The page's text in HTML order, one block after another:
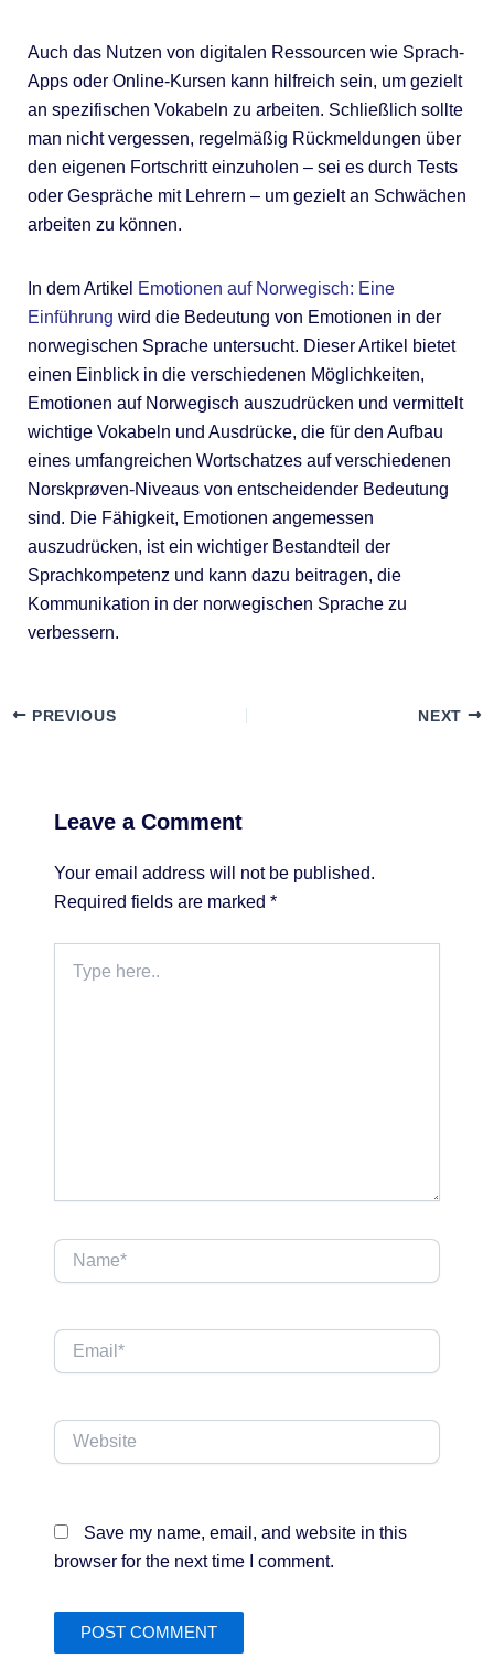
Auch das Nutzen von digitalen Ressourcen wie Sprach-
Apps oder Online-Kursen kann hilfreich sein, um gezielt
an spezifischen Vokabeln zu arbeiten. Schließlich sollte
man nicht vergessen, regelmäßig Rückmeldungen über
den eigenen Fortschritt einzuholen – sei es durch Tests
oder Gespräche mit Lehrern – um gezielt an Schwächen
arbeiten zu können.
In dem Artikel Emotionen auf Norwegisch: Eine
Einführung wird die Bedeutung von Emotionen in der
norwegischen Sprache untersucht. Dieser Artikel bietet
einen Einblick in die verschiedenen Möglichkeiten,
Emotionen auf Norwegisch auszudrücken und vermittelt
wichtige Vokabeln und Ausdrücke, die für den Aufbau
eines umfangreichen Wortschatzes auf verschiedenen
Norskprøven-Niveaus von entscheidender Bedeutung
sind. Die Fähigkeit, Emotionen angemessen
auszudrücken, ist ein wichtiger Bestandteil der
Sprachkompetenz und kann dazu beitragen, die
Kommunikation in der norwegischen Sprache zu
verbessern.
PREVIOUS NEXT
Leave a Comment
Your email address will not be published.
Required fields are marked *
here..
Name*
Email*
Website
Save my name, email, and website in this
browser for the next time I comment.